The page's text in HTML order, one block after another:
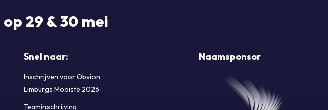
29 & 30 mei
Snel naar:
Inschrijven voor Obvion
Limburgs Mooiste 2026
Teaminschrijving
Naamsponsor